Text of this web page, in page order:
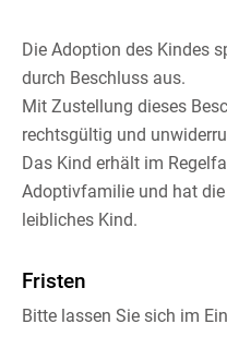
Die Adoption des Kindes
durch Beschluss aus.
Mit Zustellung dieses
rechtsgültig und
Das Kind erhält im
Adoptivfamilie und hat
leibliches Kind.
Fristen
Bitte lassen Sie sich im